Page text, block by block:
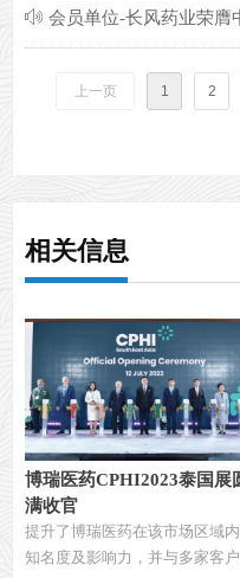
ꂗ
上一页 1 2
相关信息
博瑞医药CPHI2023泰国展
满收官
提升了博瑞医药在该市场区域
知名度及影响力，并与多家客